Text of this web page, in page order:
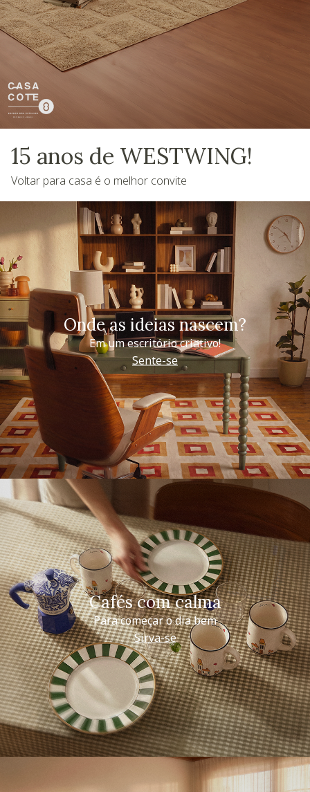
15 anos de WESTWING!
Voltar para casa é o melhor convite
Onde as ideias nascem?
Em um escritório criativo!
Sente-se
Cafés com calma
Para começar o dia bem
Sirva-se